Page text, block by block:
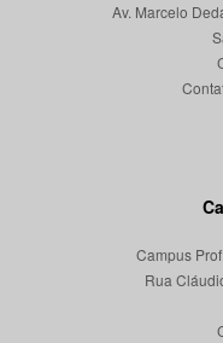
Av. Marcelo
Campus
Rua